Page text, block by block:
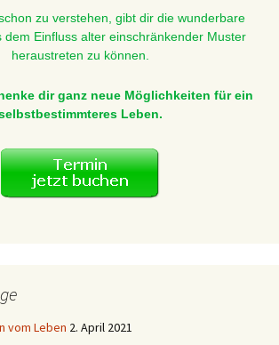
zu verstehen, gibt dir die wunderbare
dem Einfluss alter einschränkender Muster
heraustreten zu können.
dir ganz neue Möglichkeiten für ein
Leben.
vom Leben 2. April 2021